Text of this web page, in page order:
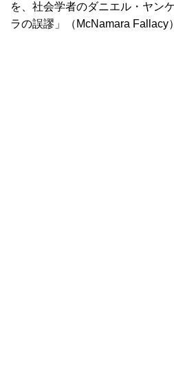
を、社会学者のダニエル・ヤン
ラの誤謬」（McNamara Fallacy